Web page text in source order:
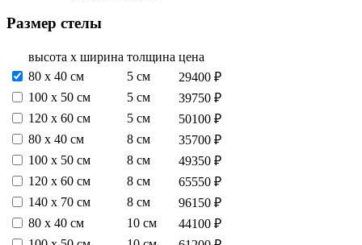
Размер стелы
высота х ширина толщина цена
80 х 40 см
5 см
29400 ₽
100 х 50 см
5 см
39750 ₽
120 х 60 см
5 см
50100 ₽
80 х 40 см
8 см
35700 ₽
100 х 50 см
8 см
49350 ₽
120 х 60 см
8 см
65550 ₽
140 х 70 см
8 см
96150 ₽
80 х 40 см
10 см
44100 ₽